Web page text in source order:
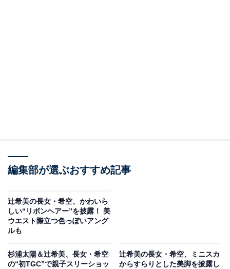
編集部が選ぶおすすめ記事
辻希美の長女・希空、かわいら
しい“リボンヘアー”を披露！ 美
ウエスト際立つ色っぽいアング
ルも
杉浦太陽＆辻希美、長女・希空
の“初TGC”で親子スリーショッ
辻希美の長女・希空、ミニスカ
からすらりとした美脚を披露し